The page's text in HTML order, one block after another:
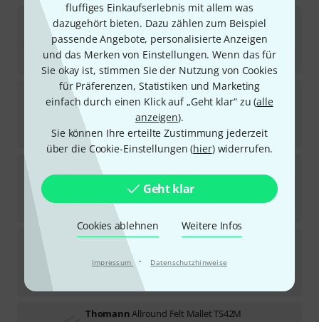
fluffiges Einkaufserlebnis mit allem was
dazugehört bieten. Dazu zählen zum Beispiel
passende Angebote, personalisierte Anzeigen
und das Merken von Einstellungen. Wenn das für
Sie okay ist, stimmen Sie der Nutzung von Cookies
für Präferenzen, Statistiken und Marketing
einfach durch einen Klick auf „Geht klar“ zu (alle
anzeigen).
Sie können Ihre erteilte Zustimmung jederzeit
über die Cookie-Einstellungen (hier) widerrufen.
Geht klar
Cookies ablehnen Weitere Infos
Impressum · Datenschutzhinweise
Thomann GM 2 Gong Mallet
Sofort lieferbar
15 €
Thomann Orchestra Starter Set
Sofort lieferbar
29 €
Thomann
Sofort lieferbar
19€
ThomannRubber Ball Mallet
Sofort lieferbar
ThomannAllround Felt Mallet TS42M